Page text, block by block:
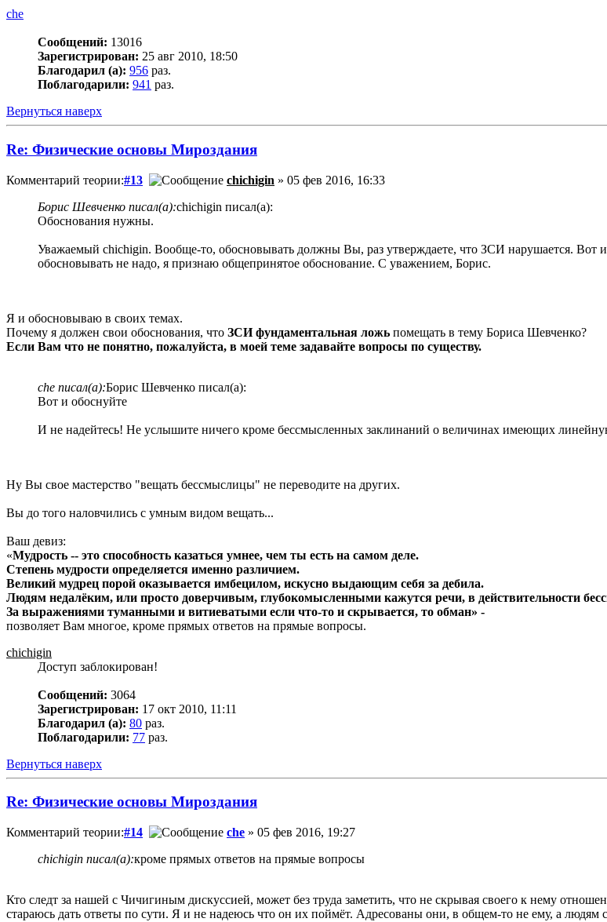
che
Сообщений: 13016
Зарегистрирован: 25 авг 2010, 18:50
Благодарил (а): 956 раз.
Поблагодарили: 941 раз.
Вернуться наверх
Re: Физические основы Мироздания
Комментарий теории:#13 chichigin » 05 фев 2016, 16:33
Борис Шевченко писал(а):chichigin писал(а):
Обоснования нужны.
Уважаемый chichigin. Вообще-то, обосновывать должны Вы, раз утверждаете, что ЗСИ нарушается. Вот
обосновывать не надо, я признаю общепринятое обоснование. С уважением, Борис.
Я и обосновываю в своих темах.
Почему я должен свои обоснования, что ЗСИ фундаментальная ложь помещать в тему Бориса Шевченко?
Если Вам что не понятно, пожалуйста, в моей теме задавайте вопросы по существу.
che писал(а):Борис Шевченко писал(а):
Вот и обоснуйте
И не надейтесь! Не услышите ничего кроме бессмысленных заклинаний о величинах имеющих
Ну Вы свое мастерство "вещать бессмыслицы" не переводите на других.
Вы до того наловчились с умным видом вещать...
Ваш девиз:
«Мудрость -- это способность казаться умнее, чем ты есть на самом деле.
Степень мудрости определяется именно различием.
Великий мудрец порой оказывается имбецилом, искусно выдающим себя за дебила.
Людям недалёким, или просто доверчивым, глубокомысленными кажутся речи, в действительности
За выражениями туманными и витиеватыми если что-то и скрывается, то обман» -
позволяет Вам многое, кроме прямых ответов на прямые вопросы.
chichigin
Доступ заблокирован!
Сообщений: 3064
Зарегистрирован: 17 окт 2010, 11:11
Благодарил (а): 80 раз.
Поблагодарили: 77 раз.
Вернуться наверх
Re: Физические основы Мироздания
Комментарий теории:#14 che » 05 фев 2016, 19:27
chichigin писал(а):кроме прямых ответов на прямые вопросы
Кто следт за нашей с Чичигиным дискуссией, может без труда заметить, что не скрывая своего к нему
стараюсь дать ответы по сути. Я и не надеюсь что он их поймёт. Адресованы они, в общем-то не ему, а людям